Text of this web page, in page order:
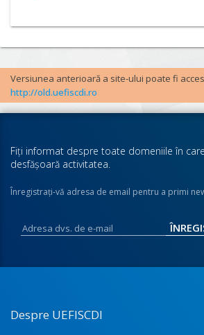
Versiunea anterioară a site-ului poate fi
http://old.uefiscdi.ro
Fiţi informat despre toate domeniile în care
desfăşoară activitatea.
Înregistraţi-vă adresa de email pentru a primi
Despre UEFISCDI